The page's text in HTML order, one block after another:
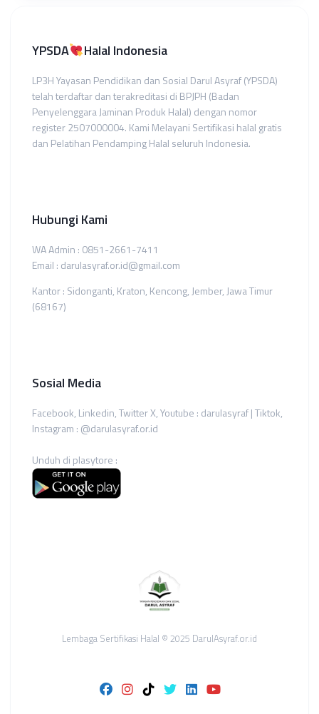
YPSDA Halal Indonesia
LP3H Yayasan Pendidikan dan Sosial Darul Asyraf (YPSDA)
telah terdaftar dan terakreditasi di BPJPH (Badan
Penyelenggara Jaminan Produk Halal) dengan nomor
register 2507000004. Kami Melayani Sertifikasi halal gratis
dan Pelatihan Pendamping Halal seluruh Indonesia.
Hubungi Kami
WA Admin : 0851-2661-7411
Email : darulasyraf.or.id@gmail.com
Kantor : Sidonganti, Kraton, Kencong, Jember, Jawa Timur
(68167)
Sosial Media
Facebook, Linkedin, Twitter X, Youtube : darulasyraf | Tiktok,
Instagram : @darulasyraf.or.id
Unduh di plasytore :
Lembaga Sertifikasi Halal © 2025 DarulAsyraf.or.id